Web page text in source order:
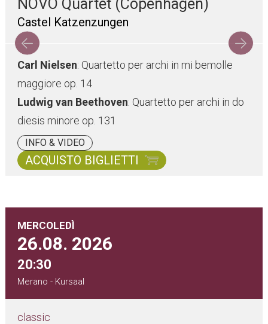
NOVO Quartet (Copenhagen)
Castel Katzenzungen
Carl Nielsen: Quartetto per archi in mi bemolle
maggiore op. 14
Ludwig van Beethoven: Quartetto per archi in do
diesis minore op. 131
INFO & VIDEO
ACQUISTO BIGLIETTI
MERCOLEDÌ
26.08. 2026
20:30
Merano - Kursaal
classic